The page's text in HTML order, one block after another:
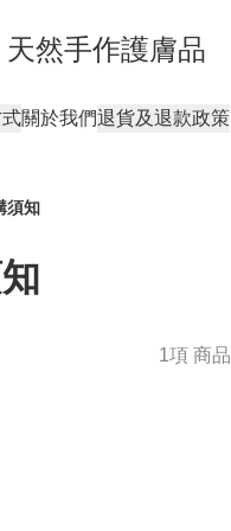
然手作護膚品
關於我們退貨及退款政策
須知
1項 商品